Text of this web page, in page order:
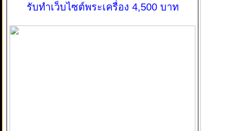
รับทำเว็บไซต์พระเครื่อง 4,500 บาท